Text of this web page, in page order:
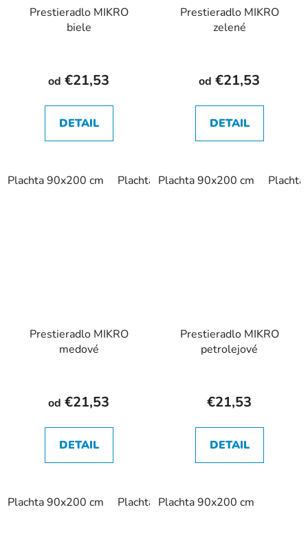
Prestieradlo MIKRO
biele
od €21,53
DETAIL
Plachta 90x200 cm Plachta 180x200 cm
Prestieradlo MIKRO
zelené
od €21,53
DETAIL
Plachta 90x200 cm
Prestieradlo MIKRO
medové
od €21,53
DETAIL
Plachta 90x200 cm Plachta 180x200 cm
Prestieradlo MIKRO
petrolejové
€21,53
DETAIL
Plachta 90x200 cm